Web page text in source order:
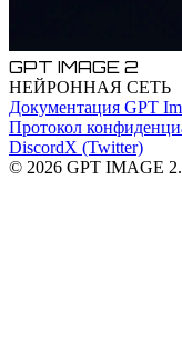
GPT IMAGE 2
НЕЙРОННАЯ СЕТЬ
Документация GPT
Протокол
DiscordX (Twitter)
© 2026 GPT